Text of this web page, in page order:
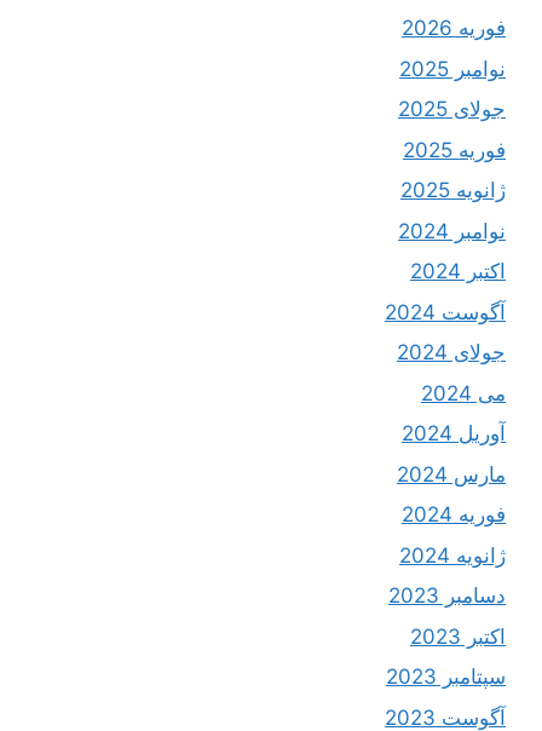
فوریه 2026
نوامبر 2025
جولای 2025
فوریه 2025
ژانویه 2025
نوامبر 2024
اکتبر 2024
آگوست 2024
جولای 2024
می 2024
آوریل 2024
مارس 2024
فوریه 2024
ژانویه 2024
دسامبر 2023
اکتبر 2023
سپتامبر 2023
آگوست 2023